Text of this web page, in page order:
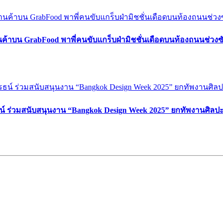
บน GrabFood พาพี่คนขับแกร็บฝ่ามิชชั่นเดือดบนท้องถนนช่วงซั
มสนับสนุนงาน “Bangkok Design Week 2025” ยกทัพงานศิลป